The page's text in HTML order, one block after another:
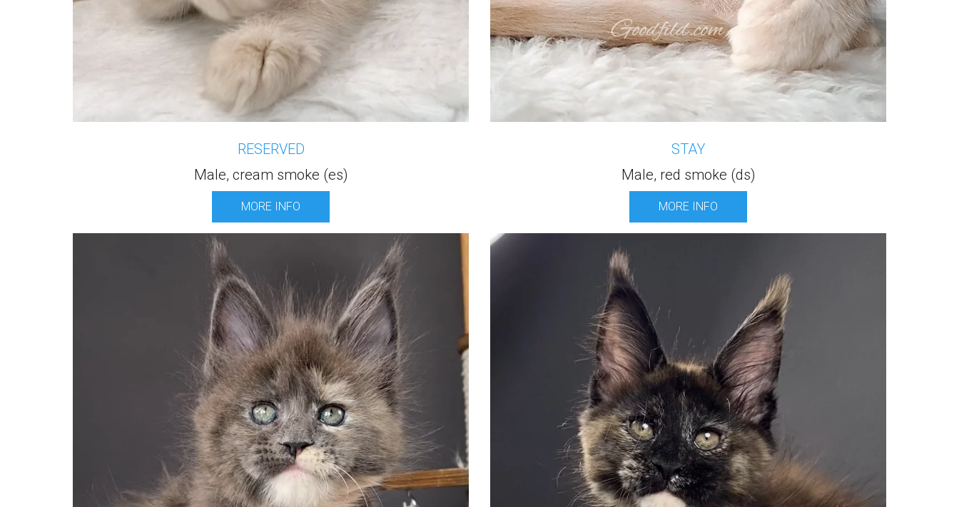
RESERVED
Male, cream smoke (es)
MORE INFO
STAY
Male, red smoke (ds)
MORE INFO